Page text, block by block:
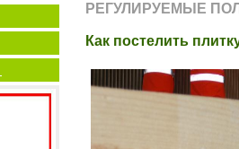
РЕГУЛИРУЕМЫЕ
Как постелить